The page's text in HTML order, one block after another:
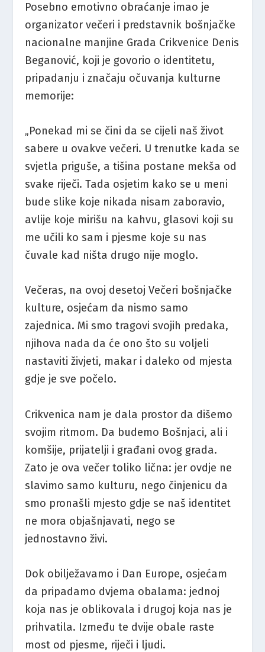
Posebno emotivno obraćanje imao je
organizator večeri i predstavnik bošnjačke
nacionalne manjine Grada Crikvenice Denis
Beganović, koji je govorio o identitetu,
pripadanju i značaju očuvanja kulturne
memorije:
„Ponekad mi se čini da se cijeli naš život
sabere u ovakve večeri. U trenutke kada se
svjetla priguše, a tišina postane mekša od
svake riječi. Tada osjetim kako se u meni
bude slike koje nikada nisam zaboravio,
avlije koje mirišu na kahvu, glasovi koji su
me učili ko sam i pjesme koje su nas
čuvale kad ništa drugo nije moglo.
Večeras, na ovoj desetoj Večeri bošnjačke
kulture, osjećam da nismo samo
zajednica. Mi smo tragovi svojih predaka,
njihova nada da će ono što su voljeli
nastaviti živjeti, makar i daleko od mjesta
gdje je sve počelo.
Crikvenica nam je dala prostor da dišemo
svojim ritmom. Da budemo Bošnjaci, ali i
komšije, prijatelji i građani ovog grada.
Zato je ova večer toliko lična: jer ovdje ne
slavimo samo kulturu, nego činjenicu da
smo pronašli mjesto gdje se naš identitet
ne mora objašnjavati, nego se
jednostavno živi.
Dok obilježavamo i Dan Europe, osjećam
da pripadamo dvjema obalama: jednoj
koja nas je oblikovala i drugoj koja nas je
prihvatila. Između te dvije obale raste
most od pjesme, riječi i ljudi.